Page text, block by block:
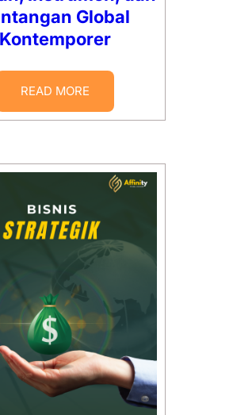
Global
Kontemporer
READ MORE